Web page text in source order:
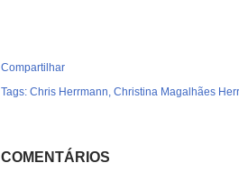
Compartilhar
Tags: Chris Herrmann Christina Magalhães
COMENTÁRIOS